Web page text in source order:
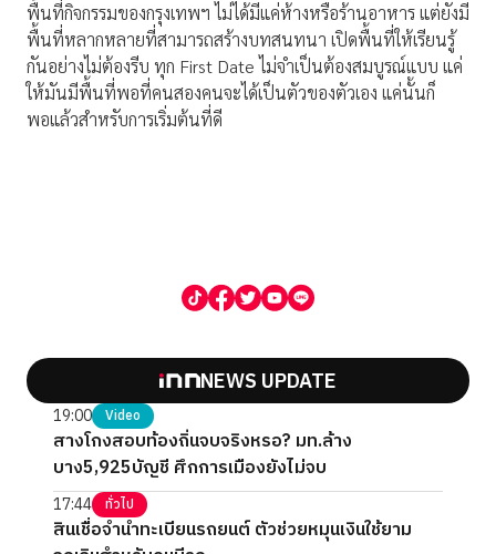
พื้นที่กิจกรรมของกรุงเทพฯ ไม่ได้มีแค่ห้างหรือร้านอาหาร แต่ยังมี
พื้นที่หลากหลายที่สามารถสร้างบทสนทนา เปิดพื้นที่ให้เรียนรู้
กันอย่างไม่ต้องรีบ ทุก First Date ไม่จำเป็นต้องสมบูรณ์แบบ แค่
ให้มันมีพื้นที่พอที่คนสองคนจะได้เป็นตัวของตัวเอง แค่นั้นก็
พอแล้วสำหรับการเริ่มต้นที่ดี
NEWS UPDATE
19:00 Video
สางโกงสอบท้องถิ่นจบจริงหรอ? มท.ล้าง
บาง5,925บัญชี ศึกการเมืองยังไม่จบ
17:44 ทั่วไป
สินเชื่อจำนำทะเบียนรถยนต์ ตัวช่วยหมุนเงินใช้ยาม